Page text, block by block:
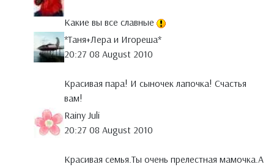
Какие вы все славные
*Таня+Лера и Игореша*
20:27 08 August 2010
Красивая пара! И сыночек лапочка! Счастья
вам!
Rainy Juli
20:27 08 August 2010
Красивая семья.Ты очень прелестная мамочка.А